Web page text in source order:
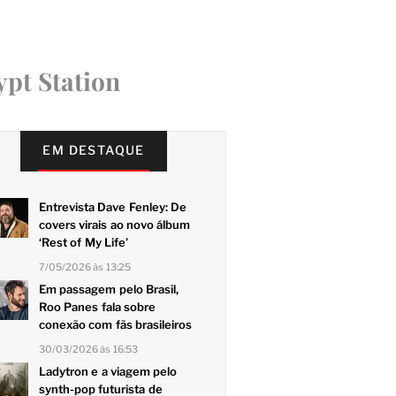
Station
EM DESTAQUE
Entrevista Dave Fenley: De
covers virais ao novo álbum
‘Rest of My Life’
7/05/2026 às 13:25
Em passagem pelo Brasil,
Roo Panes fala sobre
conexão com fãs brasileiros
30/03/2026 às 16:53
Ladytron e a viagem pelo
synth-pop futurista de